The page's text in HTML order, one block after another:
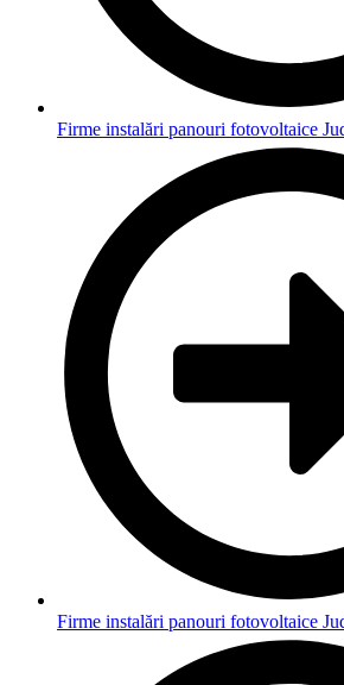
Firme instalări panouri fotovoltaice
Firme instalări panouri fotovoltaice